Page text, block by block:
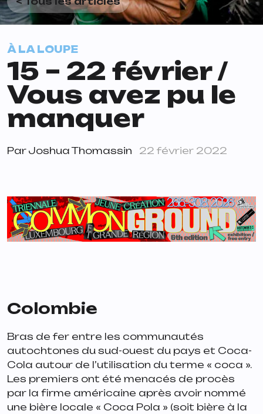
À LA LOUPE
15 – 22 février /
Vous avez pu le
manquer
Par Joshua Thomassin 22 février 2022
Colombie
Bras de fer entre les communautés
autochtones du sud-ouest du pays et Coca-
Cola autour de l’utilisation du terme « coca ».
Les premiers ont été menacés de procès
par la firme américaine après avoir nommé
une bière locale « Coca Pola » (soit bière à la